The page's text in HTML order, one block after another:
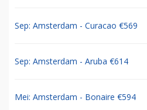
Sep: Amsterdam - Curacao €569
Sep: Amsterdam - Aruba €614
Mei: Amsterdam - Bonaire €594